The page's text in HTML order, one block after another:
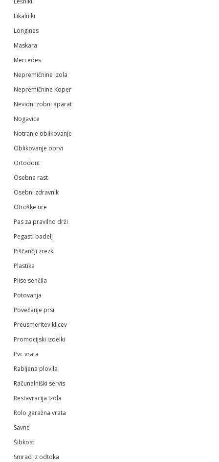
Likalniki
Longines
Maskara
Mercedes
Nepremičnine Izola
Nepremičnine Koper
Nevidni zobni aparat
Nogavice
Notranje oblikovanje
Oblikovanje obrvi
Ortodont
Osebna rast
Osebni zdravnik
Otroške ure
Pas za pravilno drži
Pegasti badelj
Piščančji zrezki
Plastika
Plise senčila
Potovanja
Povečanje prsi
Preusmeritev klicev
Promocijski izdelki
Pvc vrata
Rabljena plovila
Računalniški servis
Restavracija Izola
Rolo garažna vrata
Savne
Šibkost
Smrad iz odtoka